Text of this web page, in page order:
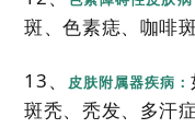
斑、色素痣、咖啡
13、 皮肤附属器疾病：
斑秃、秃发、多汗症